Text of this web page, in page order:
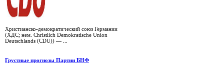
Христианско-демократический союз Германии
(ХДС; нем. Christlich Demokratische Union
Deutschlands (CDU)) — ...
Грустные прогнозы Партии БНФ